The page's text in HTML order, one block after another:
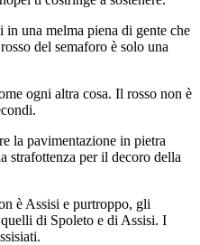
una melma piena di gente che
del semaforo è solo una
ogni altra cosa. Il rosso non è
la pavimentazione in pietra
strafottenza per il decoro della
è Assisi e purtroppo, gli
di Spoleto e di Assisi. I